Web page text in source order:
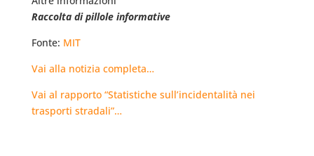
Raccolta di pillole informative
Fonte: MIT
Vai alla notizia completa…
Vai al rapporto “Statistiche sull’incidentalità nei
trasporti stradali”…